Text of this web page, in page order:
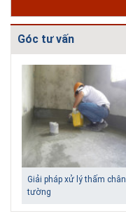
Góc tư vấn
Giải pháp xử lý thấm chân
tường